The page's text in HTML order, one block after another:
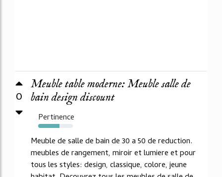
0
Meuble table moderne: Meuble salle de
bain design discount
Pertinence
62%
Meuble de salle de bain de 30 a 50 de reduction.
meubles de rangement, miroir et lumiere et pour
tous les styles: design, classique, colore, jeune